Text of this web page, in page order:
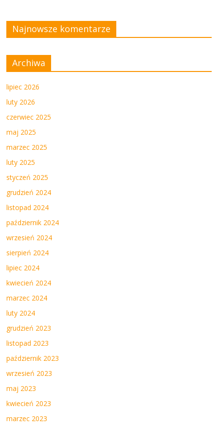
Najnowsze komentarze
Archiwa
lipiec 2026
luty 2026
czerwiec 2025
maj 2025
marzec 2025
luty 2025
styczeń 2025
grudzień 2024
listopad 2024
październik 2024
wrzesień 2024
sierpień 2024
lipiec 2024
kwiecień 2024
marzec 2024
luty 2024
grudzień 2023
listopad 2023
październik 2023
wrzesień 2023
maj 2023
kwiecień 2023
marzec 2023